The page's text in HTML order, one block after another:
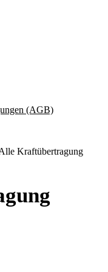
(AGB)
Kraftübertragung